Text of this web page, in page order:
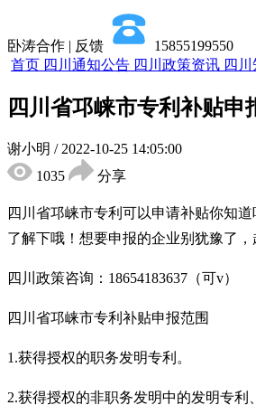
卧涛合作 | 反馈
15855199550
首页 四川通知公告 四川政策资讯 四
四川省邛崃市专利补贴申
谢小明 / 2022-10-25 14:05:00
1035
分享
四川省邛崃市专利可以申请补贴你知
了解下哦！想要申报的企业别犹豫了
四川政策咨询：18654183637（可v）
四川省邛崃市专利补贴申报范围
1.获得授权的职务发明专利。
2.获得授权的非职务发明中的发明专利